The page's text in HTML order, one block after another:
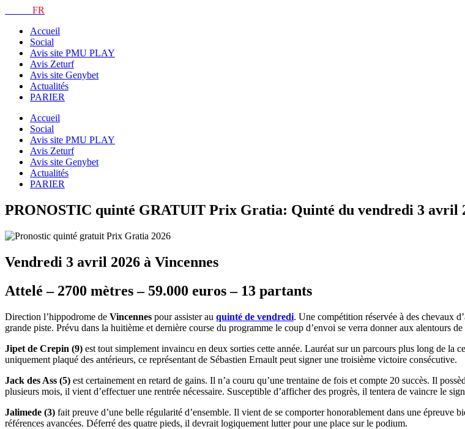
contenu
FR
Accueil
Social
Avis site PMU PLAY
Avis Zeturf
Avis site Genybet
Actualités
PARIER
Accueil
Social
Avis site PMU PLAY
Avis Zeturf
Avis site Genybet
Actualités
PARIER
PRONOSTIC quinté GRATUIT Prix Gratia: Quinté du vendredi 3 avril
Vendredi 3 avril 2026 à Vincennes
Attelé – 2700 mètres – 59.000 euros – 13 partants
Direction l’hippodrome de Vincennes pour assister au quinté de vendredi. Une compétition réservée à des chevaux
grande piste. Prévu dans la huitième et dernière course du programme le coup d’envoi se verra donner aux alentours de
Jipet de Crepin (9) est tout simplement invaincu en deux sorties cette année. Lauréat sur un parcours plus long de la
uniquement plaqué des antérieurs, ce représentant de Sébastien Ernault peut signer une troisième victoire consécutive.
Jack des Ass (5) est certainement en retard de gains. Il n’a couru qu’une trentaine de fois et compte 20 succès. Il
plusieurs mois, il vient d’effectuer une rentrée nécessaire. Susceptible d’afficher des progrès, il tentera de vaincre le
Jalimede (3) fait preuve d’une belle régularité d’ensemble. Il vient de se comporter honorablement dans une épreuve
références avancées. Déferré des quatre pieds, il devrait logiquement lutter pour une place sur le podium.